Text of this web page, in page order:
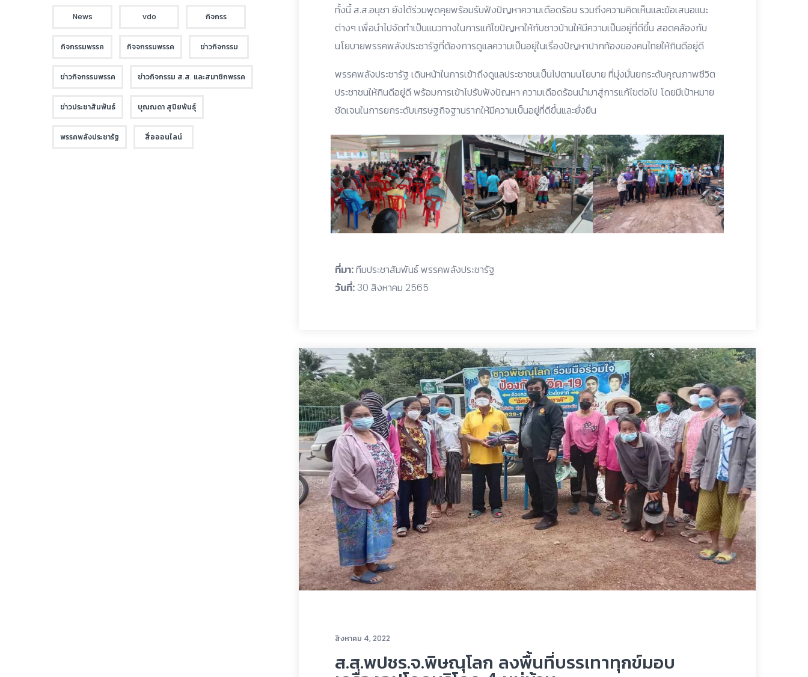
ทั้งนี้ ส.ส.อนุชา ยังได้ร่วมพูดคุยพร้อมรับฟังปัญหาความเดือดร้อน รวมถึงความคิดเห็นและข้อเสนอแนะ
ต่างๆ เพื่อนำไปจัดทำเป็นแนวทางในการแก้ไขปัญหาให้กับชาวบ้านให้มีความเป็นอยู่ที่ดีขึ้น สอดคล้องกับ
นโยบายพรรคพลังประชารัฐที่ต้องการดูแลความเป็นอยู่ในเรื่องปัญหาปากท้องของคนไทยให้กินดีอยู่ดี
พรรคพลังประชารัฐ เดินหน้าในการเข้าถึงดูแลประชาชนเป็นไปตามนโยบาย ที่มุ่งมั่นยกระดับคุณภาพชีวิต
ประชาชนให้กินดีอยู่ดี พร้อมการเข้าไปรับฟังปัญหา ความเดือดร้อนนำมาสู่การแก้ไขต่อไป โดยมีเป้าหมาย
ชัดเจนในการยกระดับเศรษฐกิจฐานรากให้มีความเป็นอยู่ที่ดีขึ้นและยั่งยืน
ที่มา:ทีมประชาสัมพันธ์ พรรคพลังประชารัฐ
วันที่:30 สิงหาคม 2565
สิงหาคม 4, 2022
ส.ส.พปชร.จ.พิษณุโลก ลงพื้นที่บรรเทาทุกข์มอบ
News vdo กิจกรร
กิจกรรมพรรค กิจจกรรมพรรค ข่าวกิจกรรม
ข่าวกิจกรรมพรรค ข่าวกิจกรรม ส.ส. และสมาชิกพรรค
ข่าวประชาสัมพันธ์ บุณณดา สุปิยพันธุ์
พรรคพลังประชารัฐ สื่อออนไลน์